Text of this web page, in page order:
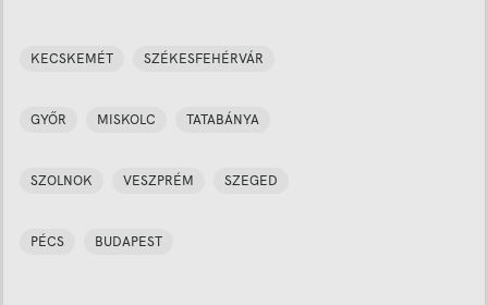
KECSKEMÉT SZÉKESFEHÉRVÁR
GYŐR MISKOLC TATABÁNYA
SZOLNOK VESZPRÉM SZEGED
PÉCS BUDAPEST